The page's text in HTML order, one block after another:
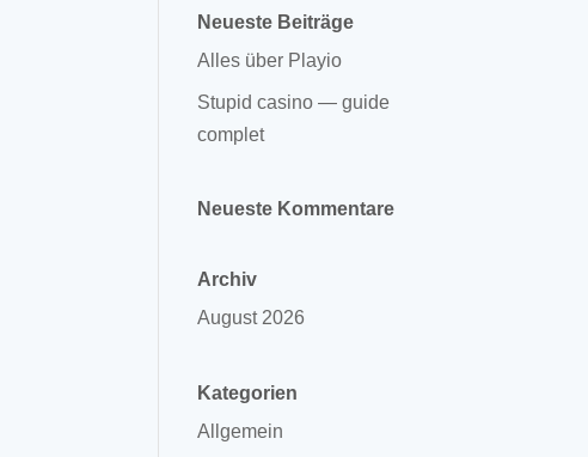
Neueste Beiträge
Alles über Playio
Stupid casino — guide
complet
Neueste Kommentare
Archiv
August 2026
Kategorien
Allgemein